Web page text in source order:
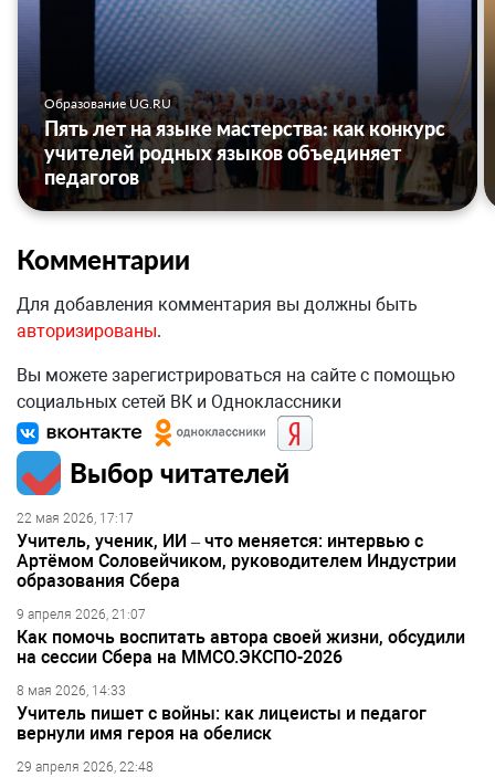
Образование UG.RU
Пять лет на языке мастерства: как конкурс
учителей родных языков объединяет
педагогов
Комментарии
Для добавления комментария вы должны быть
авторизированы.
Вы можете зарегистрироваться на сайте с помощью
социальных сетей ВК и Одноклассники
Выбор читателей
22 мая 2026, 17:17
Учитель, ученик, ИИ – что меняется: интервью с
Артёмом Соловейчиком, руководителем Индустрии
образования Сбера
9 апреля 2026, 21:07
Как помочь воспитать автора своей жизни, обсудили
на сессии Сбера на ММСО.ЭКСПО-2026
8 мая 2026, 14:33
Учитель пишет с войны: как лицеисты и педагог
вернули имя героя на обелиск
29 апреля 2026, 22:48